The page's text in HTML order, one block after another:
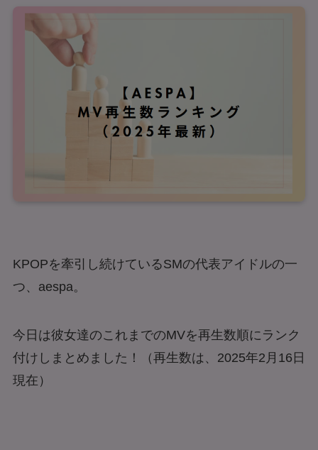
KPOPを牽引し続けているSMの代表アイドルの一
つ、aespa。
今日は彼女達のこれまでのMVを再生数順にランク
付けしまとめました！（再生数は、2025年2月16日
現在）